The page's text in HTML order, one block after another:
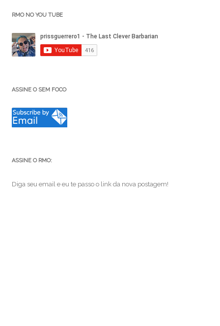
RMO NO YOU TUBE
ASSINE O SEM FOCO
ASSINE O RMO:
Diga seu email e eu te passo o link da nova postagem!